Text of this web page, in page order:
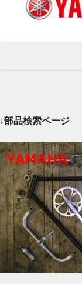
↓部品検索ページ